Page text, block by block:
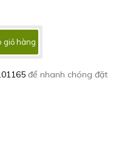
giỏ hàng
để nhanh chóng đặt